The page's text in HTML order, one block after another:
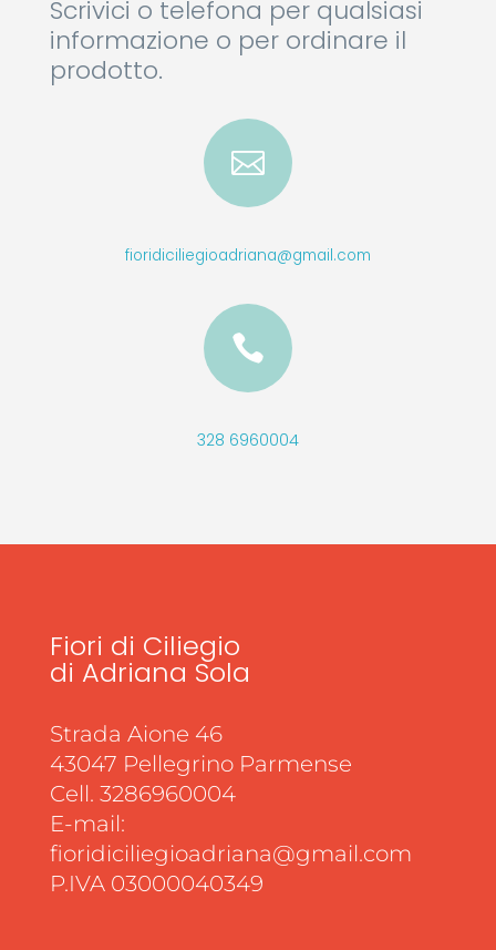
Scrivici o telefona per qualsiasi
informazione o per ordinare il
prodotto.

fioridiciliegioadriana@gmail.com

328 6960004
Fiori di Ciliegio
di Adriana Sola
Strada Aione 46
43047 Pellegrino Parmense
Cell. 3286960004
E-mail:
fioridiciliegioadriana@gmail.com
P.IVA 03000040349